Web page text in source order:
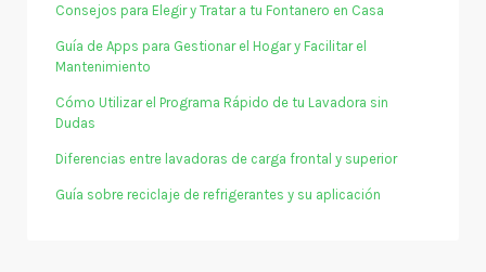
Consejos para Elegir y Tratar a tu Fontanero en Casa
Guía de Apps para Gestionar el Hogar y Facilitar el
Mantenimiento
Cómo Utilizar el Programa Rápido de tu Lavadora sin
Dudas
Diferencias entre lavadoras de carga frontal y superior
Guía sobre reciclaje de refrigerantes y su aplicación